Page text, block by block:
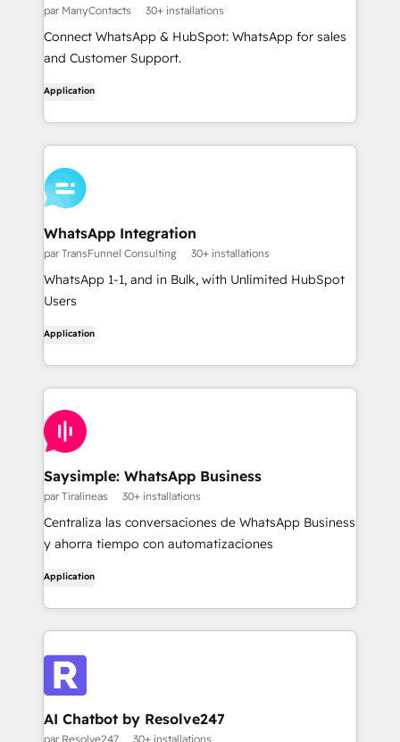
par ManyContacts 30+ installations
Connect WhatsApp & HubSpot: WhatsApp for sales
and Customer Support.
Application
WhatsApp Integration
par TransFunnel Consulting 30+ installations
WhatsApp 1-1, and in Bulk, with Unlimited HubSpot
Users
Application
Saysimple: WhatsApp Business
par Tiralíneas 30+ installations
Centraliza las conversaciones de WhatsApp Business
y ahorra tiempo con automatizaciones
Application
AI Chatbot by Resolve247
par Resolve247 30+ installations